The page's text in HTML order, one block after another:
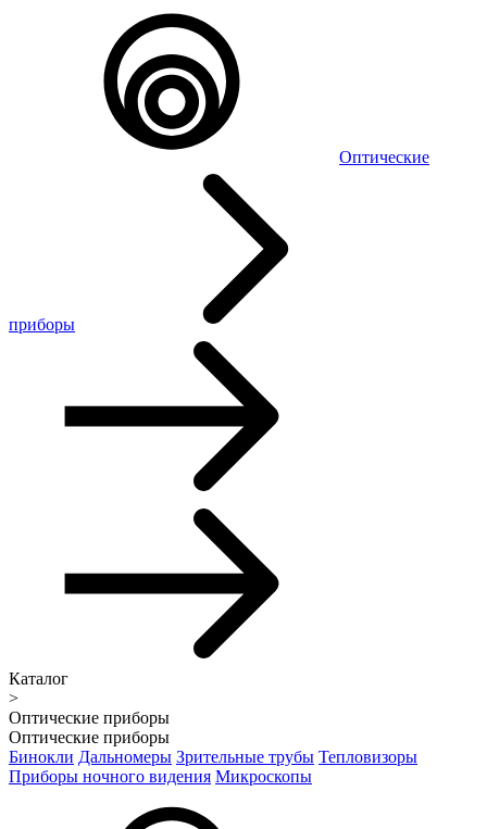
Оптические
приборы
Каталог
>
Оптические приборы
Оптические приборы
Бинокли Дальномеры Зрительные трубы Тепловизоры
Приборы ночного видения Микроскопы